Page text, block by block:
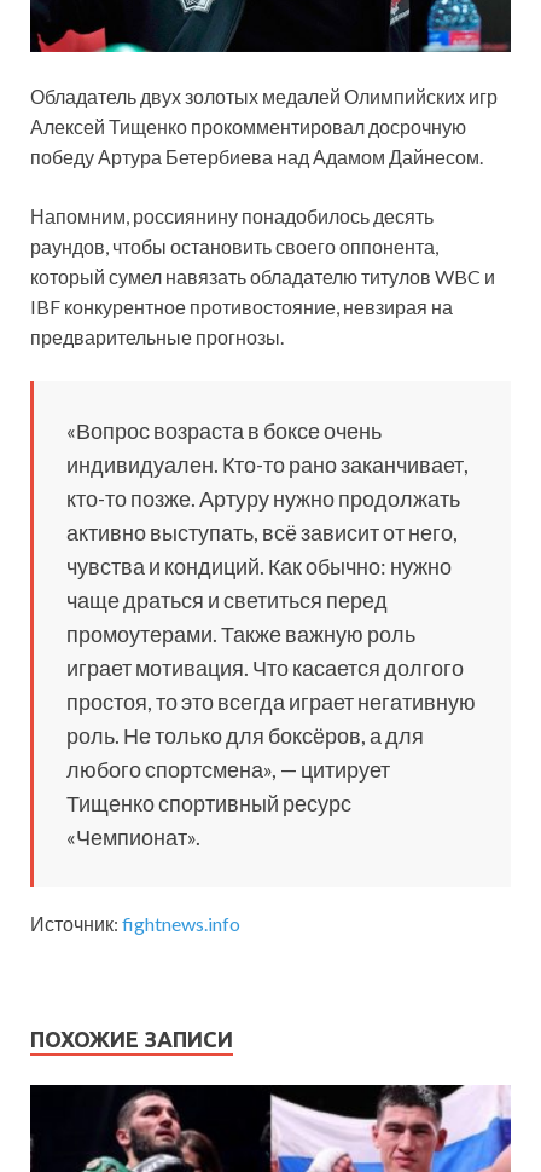
Обладатель двух золотых медалей Олимпийских игр
Алексей Тищенко прокомментировал досрочную
победу Артура Бетербиева над Адамом Дайнесом.
Напомним, россиянину понадобилось десять
раундов, чтобы остановить своего оппонента,
который сумел навязать обладателю титулов WBC и
IBF конкурентное противостояние, невзирая на
предварительные прогнозы.
«Вопрос возраста в боксе очень
индивидуален. Кто-то рано заканчивает,
кто-то позже. Артуру нужно продолжать
активно выступать, всё зависит от него,
чувства и кондиций. Как обычно: нужно
чаще драться и светиться перед
промоутерами. Также важную роль
играет мотивация. Что касается долгого
простоя, то это всегда играет негативную
роль. Не только для боксёров, а для
любого спортсмена», — цитирует
Тищенко спортивный ресурс
«Чемпионат».
Источник: fightnews.info
ПОХОЖИЕ ЗАПИСИ